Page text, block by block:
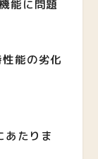
能に問題
能の劣化
たりま